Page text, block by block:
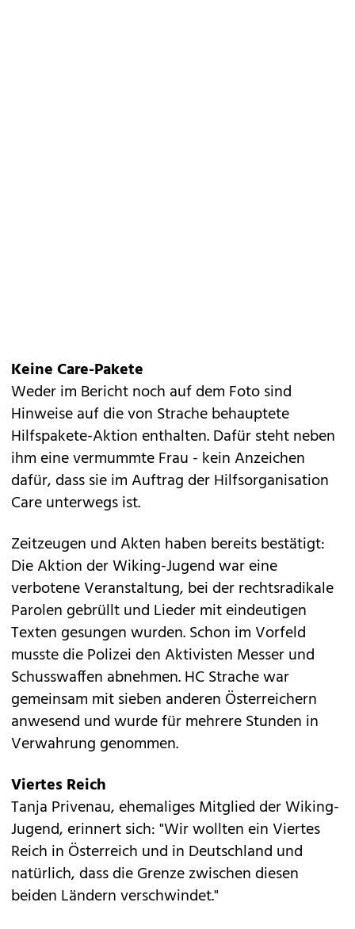
Keine Care-Pakete
Weder im Bericht noch auf dem Foto sind
Hinweise auf die von Strache behauptete
Hilfspakete-Aktion enthalten. Dafür steht neben
ihm eine vermummte Frau - kein Anzeichen
dafür, dass sie im Auftrag der Hilfsorganisation
Care unterwegs ist.
Zeitzeugen und Akten haben bereits bestätigt:
Die Aktion der Wiking-Jugend war eine
verbotene Veranstaltung, bei der rechtsradikale
Parolen gebrüllt und Lieder mit eindeutigen
Texten gesungen wurden. Schon im Vorfeld
musste die Polizei den Aktivisten Messer und
Schusswaffen abnehmen. HC Strache war
gemeinsam mit sieben anderen Österreichern
anwesend und wurde für mehrere Stunden in
Verwahrung genommen.
Viertes Reich
Tanja Privenau, ehemaliges Mitglied der Wiking-
Jugend, erinnert sich: "Wir wollten ein Viertes
Reich in Österreich und in Deutschland und
natürlich, dass die Grenze zwischen diesen
beiden Ländern verschwindet."